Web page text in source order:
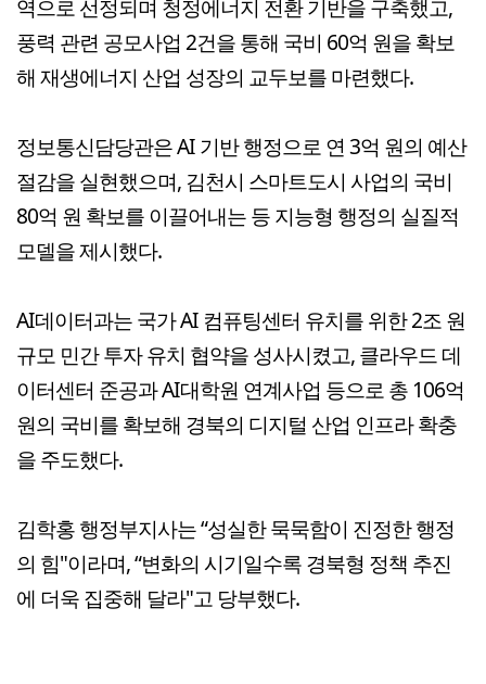
역으로 선정되며 청정에너지 전환 기반을 구축했고,
풍력 관련 공모사업 2건을 통해 국비 60억 원을 확보
해 재생에너지 산업 성장의 교두보를 마련했다.
정보통신담당관은 AI 기반 행정으로 연 3억 원의 예산
절감을 실현했으며, 김천시 스마트도시 사업의 국비
80억 원 확보를 이끌어내는 등 지능형 행정의 실질적
모델을 제시했다.
AI데이터과는 국가 AI 컴퓨팅센터 유치를 위한 2조 원
규모 민간 투자 유치 협약을 성사시켰고, 클라우드 데
이터센터 준공과 AI대학원 연계사업 등으로 총 106억
원의 국비를 확보해 경북의 디지털 산업 인프라 확충
을 주도했다.
김학홍 행정부지사는 “성실한 묵묵함이 진정한 행정
의 힘"이라며, “변화의 시기일수록 경북형 정책 추진
에 더욱 집중해 달라"고 당부했다.